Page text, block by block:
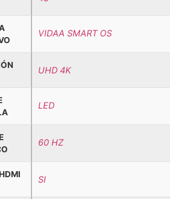
VIDAA SMART OS
UHD 4K
LED
60 HZ
SI